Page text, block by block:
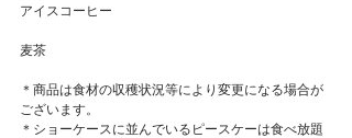
アイスコーヒー
麦茶
＊商品は食材の収穫状況等により変更になる場合が
ございます。
＊ショーケースに並んでいるピースケーは食べ放題